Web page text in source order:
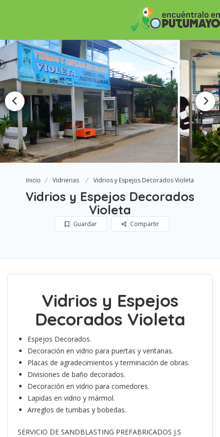
Inicio Vidrierias Vidrios y Espejos Decorados Violeta
Vidrios y Espejos Decorados
Violeta
Guardar Compartir
Vidrios y Espejos
Decorados Violeta
Espejos Decorados.
Decoración en vidrio para puertas y ventanas.
Placas de agradecimientos y terminación de obras.
Divisiones de baño decorados.
Decoración en vidrio para comedores.
Lapidas en vidrio y mármol.
Arreglos de tumbas y bobedas.
SERVICIO DE SANDBLASTING PREFABRICADOS J.S